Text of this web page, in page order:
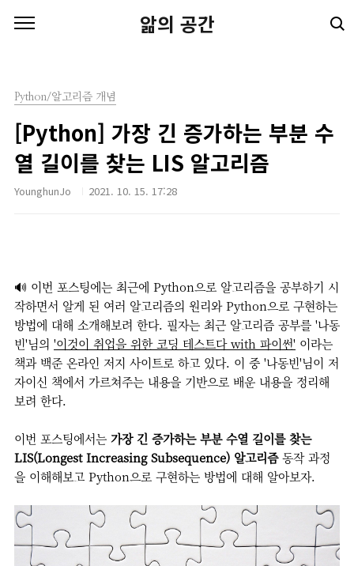
앎의 공간
Python/알고리즘 개념
[Python] 가장 긴 증가하는 부분 수
열 길이를 찾는 LIS 알고리즘
YounghunJo 2021. 10. 15. 17:28
🔊 이번 포스팅에는 최근에 Python으로 알고리즘을 공부하기 시
작하면서 알게 된 여러 알고리즘의 원리와 Python으로 구현하는
방법에 대해 소개해보려 한다. 필자는 최근 알고리즘 공부를 '나동
빈'님의 '이것이 취업을 위한 코딩 테스트다 with 파이썬' 이라는
책과 백준 온라인 저지 사이트로 하고 있다. 이 중 '나동빈'님이 저
자이신 책에서 가르쳐주는 내용을 기반으로 배운 내용을 정리해
보려 한다.
이번 포스팅에서는 가장 긴 증가하는 부분 수열 길이를 찾는
LIS(Longest Increasing Subsequence) 알고리즘동작 과정
을 이해해보고 Python으로 구현하는 방법에 대해 알아보자.